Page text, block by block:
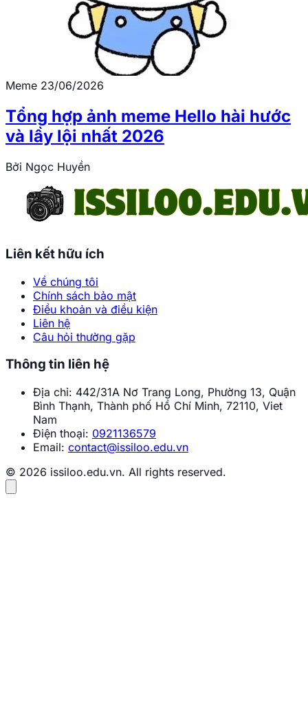
Meme 23/06/2026
Tổng hợp ảnh meme Hello hài hước
và lầy lội nhất 2026
Bởi Ngọc Huyền
Liên kết hữu ích
Về chúng tôi
Chính sách bảo mật
Điều khoản và điều kiện
Liên hệ
Câu hỏi thường gặp
Thông tin liên hệ
Địa chỉ: 442/31A Nơ Trang Long, Phường 13, Quận
Bình Thạnh, Thành phố Hồ Chí Minh, 72110, Viet
Nam
Điện thoại: 0921136579
Email: contact@issiloo.edu.vn
© 2026 issiloo.edu.vn. All rights reserved.